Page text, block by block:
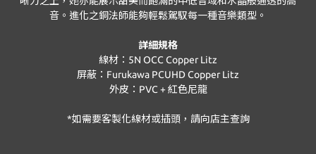
音。進化之銅法師能夠輕鬆駕馭每一種音樂類型。
詳細規格
線材：5N OCC Copper Litz
屏蔽：Furukawa PCUHD Copper Litz
外皮：PVC + 紅色尼龍
*如需要客製化線材或插頭，請向店主查詢